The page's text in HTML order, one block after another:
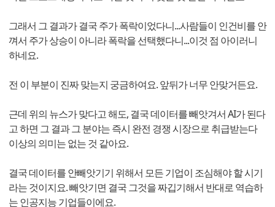
그래서 그 결과가 결국 주가 폭락이었다니...사람들이 인건비를 안
껴서 주가 상승이 아니라 폭락을 선택했다니...이것 점 아이러니
하네요.
전 이 부분이 진짜 맞는지 궁금하여요. 앞뒤가 너무 안맞거든요.
근데 위의 뉴스가 맞다고 해도, 결국 데이터를 빼앗겨서 AI가 된다
고 하면 그 결과 그 분야는 즉시 완전 경쟁 시장으로 취급받는다
이상의 의미는 없는 것 같아요.
결국 데이터를 안빼앗기기 위해서 모든 기업이 조심해야 할 시기
라는 것이지요. 빼앗기면 결국 그것을 짜깁기해서 반대로 역습하
는 인공지능 기업들이에요.